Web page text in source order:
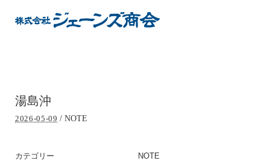
湯島沖
2026-05-09 /NOTE
カテゴリー NOTE